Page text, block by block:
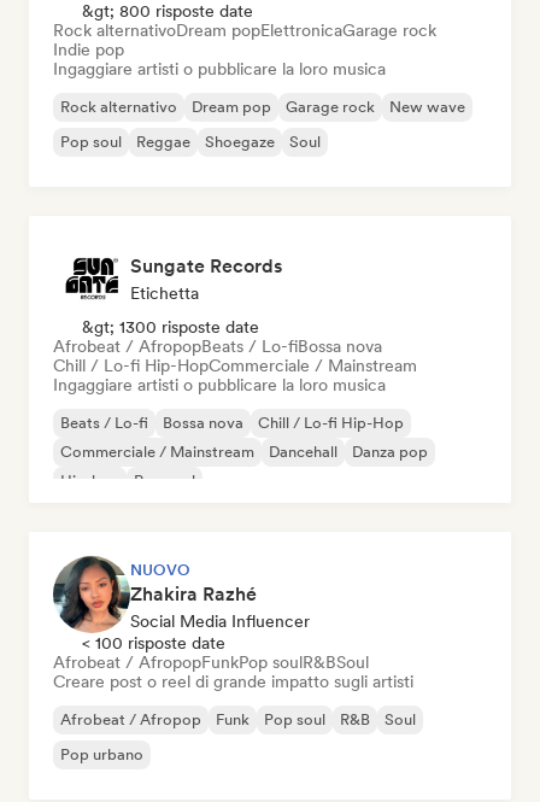
&gt; 800 risposte date
Rock alternativoDream popElettronicaGarage rock
Indie pop
Ingaggiare artisti o pubblicare la loro musica
Rock alternativo Dream pop Garage rock
New wave
Pop soul
Reggae Shoegaze Soul
Sungate Records
Etichetta
&gt; 1300 risposte date
Afrobeat / AfropopBeats / Lo-fiBossa nova
Chill / Lo-fi Hip-HopCommerciale / Mainstream
Ingaggiare artisti o pubblicare la loro musica
Beats / Lo-fi Bossa nova
Chill / Lo-fi Hip-Hop
Commerciale / Mainstream
Dancehall
Danza pop
Hip-hop
Pop soul
NUOVO
Zhakira Razhé
Social Media Influencer
< 100 risposte date
Afrobeat / AfropopFunkPop soulR&BSoul
Creare post o reel di grande impatto sugli artisti
Afrobeat / Afropop Funk Pop soul R&B
Soul
Pop urbano